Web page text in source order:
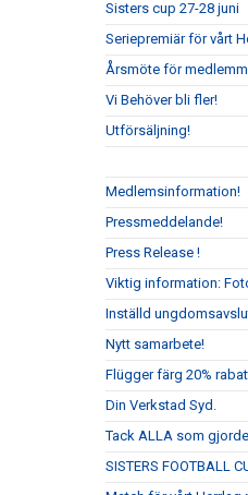
Sisters cup 27-28 juni
Seriepremiär för vårt
Årsmöte för
Vi Behöver bli fler!
Utförsäljning!
Medlemsinformation!
Pressmeddelande!
Press Release !
Viktig information:
Inställd
Nytt samarbete!
Flügger färg 20%
Din Verkstad Syd.
Tack ALLA som
SISTERS FOOTBALL